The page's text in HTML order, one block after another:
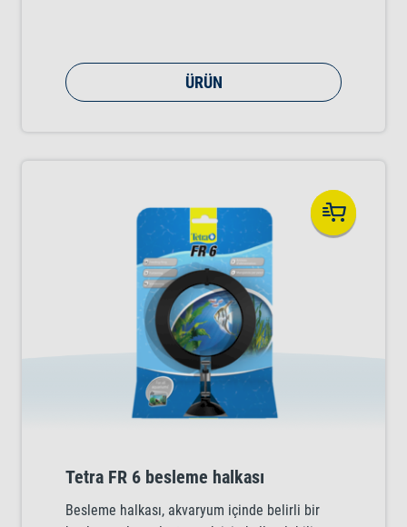
ÜRÜN
Tetra FR 6 besleme halkası
Besleme halkası, akvaryum içinde belirli bir